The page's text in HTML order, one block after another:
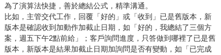
為了演算法快捷，善於總結公式，精準溝通。
比如，主管交代工作，回覆「好的」或「收到」已是舊版本，新
版本是確認收到加動作加截止日期，如「好的，我總結了三個方
案，週五下午2點前給」；客戶詢問進度，只答做到哪裡了已是舊
版本，新版本是結果加截止日期加詢問是否有變動，如「已完成